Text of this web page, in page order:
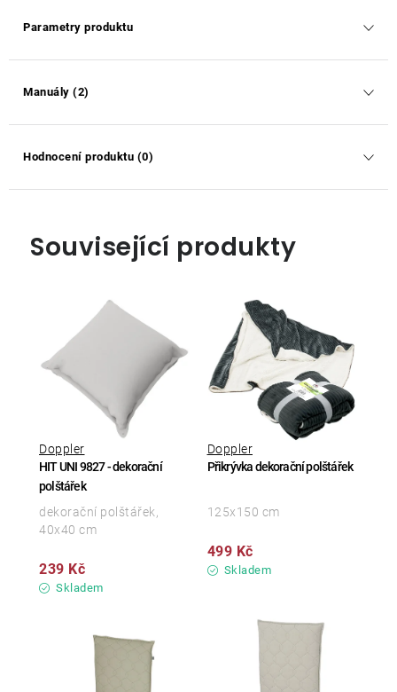
Parametry produktu
Manuály (2)
Hodnocení produktu (0)
Související produkty
HIT UNI 9827 - dekorační
polštářek
Doppler
Skladem
239 Kč
dekorační polštářek,
40x40 cm
Přikrývka dekorační polštářek
Doppler
Skladem
499 Kč
125x150 cm